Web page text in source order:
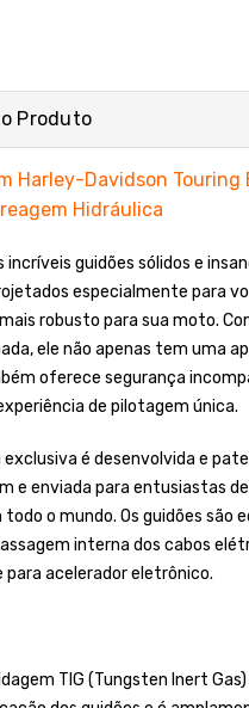
Produto
Harley-Davidson Touring
Hidráulica
guidões sólidos e
especialmente para
robusto para sua moto.
ele não apenas tem uma
oferece segurança
de pilotagem única.
exclusiva é desenvolvida e
e enviada para entusiastas de
o mundo. Os guidões são
interna dos cabos
para acelerador eletrônico.
TIG (Tungsten Inert Gas)